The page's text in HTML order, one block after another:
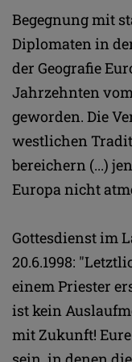
Begegnung mit
Diplomaten in
der Geografie
Jahrzehnten
geworden. Die
westlichen
bereichern (...)
Europa nicht
Gottesdienst im
20.6.1998:
einem Priester
ist kein
mit Zukunft!